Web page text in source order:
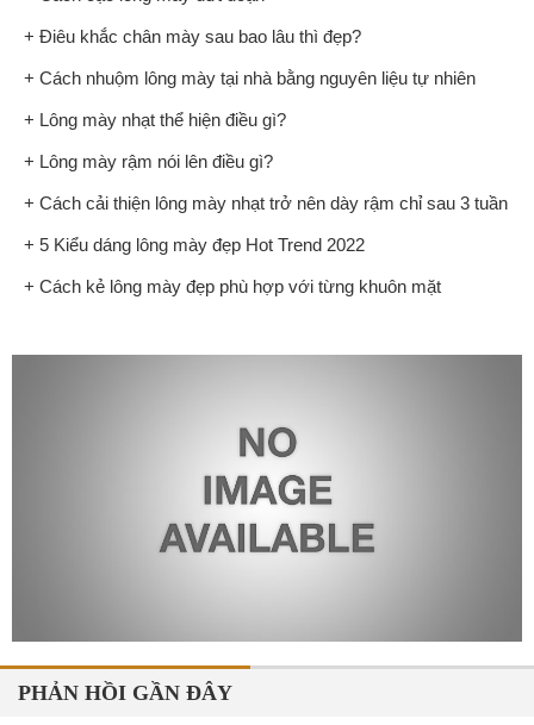
+ Điêu khắc chân mày sau bao lâu thì đẹp?
+ Cách nhuộm lông mày tại nhà bằng nguyên liệu tự nhiên
+ Lông mày nhạt thể hiện điều gì?
+ Lông mày rậm nói lên điều gì?
+ Cách cải thiện lông mày nhạt trở nên dày rậm chỉ sau 3 tuần
+ 5 Kiểu dáng lông mày đẹp Hot Trend 2022
+ Cách kẻ lông mày đẹp phù hợp với từng khuôn mặt
PHẢN HỒI GẦN ĐÂY